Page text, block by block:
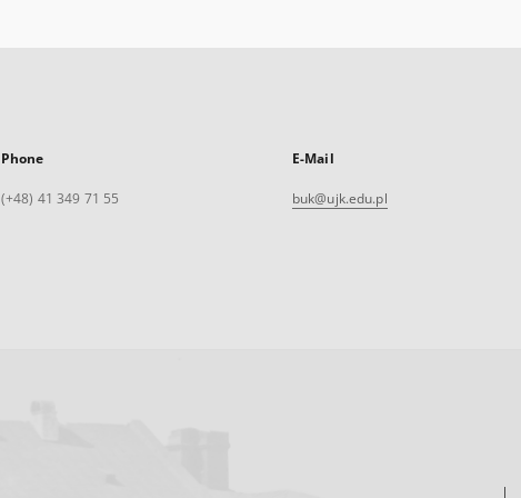
Phone
(+48) 41 349 71 55
E-Mail
buk@ujk.edu.pl